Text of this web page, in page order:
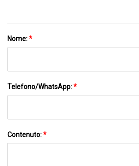
Nome:*
Telefono/WhatsApp:*
Contenuto:*